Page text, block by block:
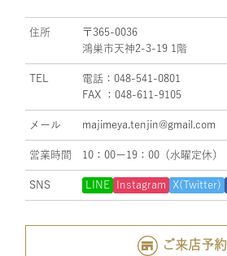
住所
〒365-0036
鴻巣市天神2-3-19 1階
TEL
電話：048-541-0801
FAX ：048-611-9105
メール majimeya.tenjin@gmail.com
営業時間 10：00ー19：00（水曜定休）
SNS LINE Instagram X(Twitter)
ご来店予約